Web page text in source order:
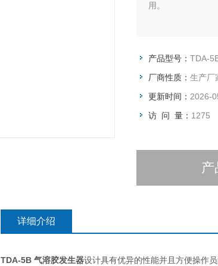
用。
产品型号： TDA-
厂商性质： 生产厂
更新时间： 2026-
访 问 量： 1275
产
详细介绍
TDA-5B 气溶胶发生器设计具有优异的性能并且方便操作